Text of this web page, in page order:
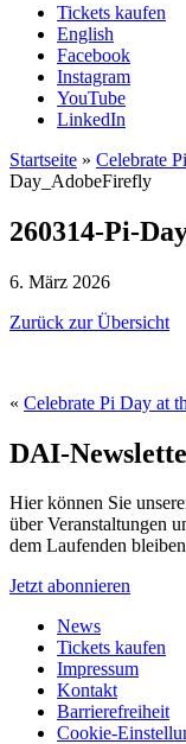
Tickets kaufen
English
Facebook
Instagram
YouTube
LinkedIn
Startseite » Celebrate
Day_AdobeFirefly
260314-Pi-
6. März 2026
Zurück zur Übersicht
« Celebrate Pi Day at
DAI-
Hier können Sie
über Veranstaltungen
dem Laufenden
Jetzt abonnieren
News
Tickets kaufen
Impressum
Kontakt
Barrierefreiheit
Cookie-